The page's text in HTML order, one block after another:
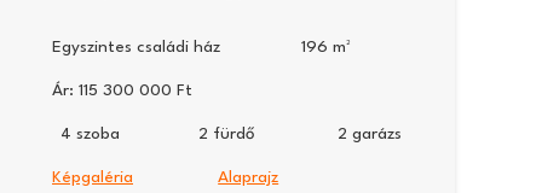
Egyszintes családi ház 196
Ár: 115 300 000
4 2 2
Képgaléria Alaprajz